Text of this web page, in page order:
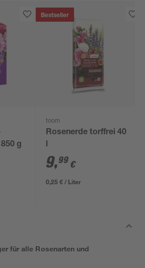
g
Bestseller
toom
Rosenerde torffrei 40
l
9,99 €
0,25 € / Liter
für alle Rosenarten und